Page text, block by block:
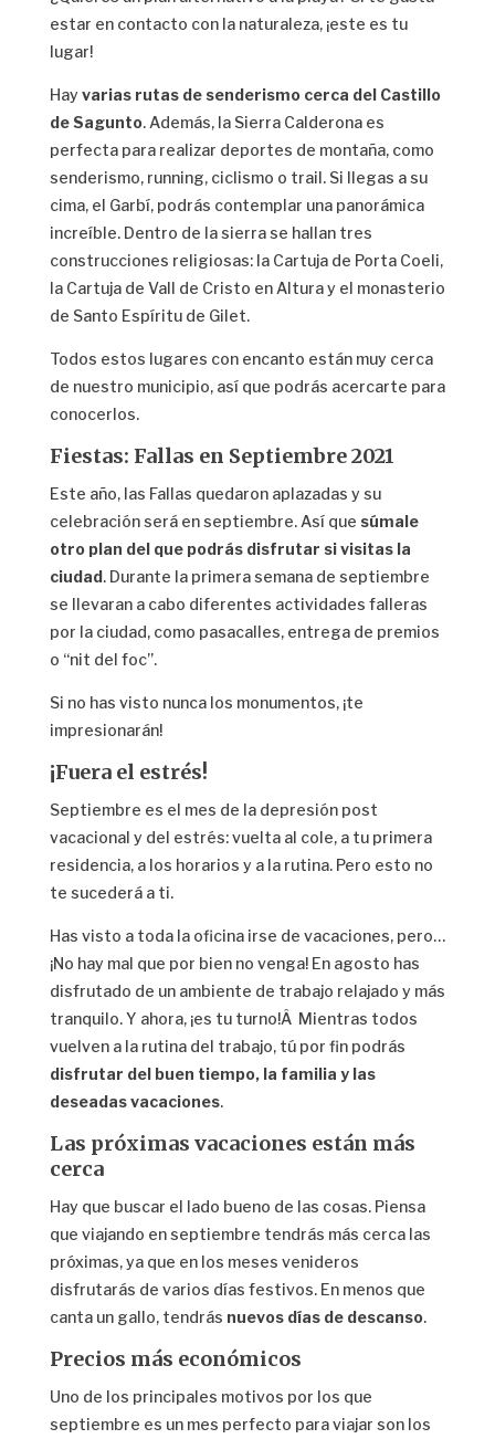
estar en contacto con la naturaleza, ¡este es tu
lugar!
Hay varias rutas de senderismo cerca del Castillo
de Sagunto. Además, la Sierra Calderona es
perfecta para realizar deportes de montaña, como
senderismo, running, ciclismo o trail. Si llegas a su
cima, el Garbí, podrás contemplar una panorámica
increíble. Dentro de la sierra se hallan tres
construcciones religiosas: la Cartuja de Porta Coeli,
la Cartuja de Vall de Cristo en Altura y el monasterio
de Santo Espíritu de Gilet.
Todos estos lugares con encanto están muy cerca
de nuestro municipio, así que podrás acercarte para
conocerlos.
Fiestas: Fallas en Septiembre 2021
Este año, las Fallas quedaron aplazadas y su
celebración será en septiembre. Así que súmale
otro plan del que podrás disfrutar si visitas la
ciudad. Durante la primera semana de septiembre
se llevaran a cabo diferentes actividades falleras
por la ciudad, como pasacalles, entrega de premios
o “nit del foc”.
Si no has visto nunca los monumentos, ¡te
impresionarán!
¡Fuera el estrés!
Septiembre es el mes de la depresión post
vacacional y del estrés: vuelta al cole, a tu primera
residencia, a los horarios y a la rutina. Pero esto no
te sucederá a ti.
Has visto a toda la oficina irse de vacaciones, pero…
¡No hay mal que por bien no venga! En agosto has
disfrutado de un ambiente de trabajo relajado y más
tranquilo. Y ahora, ¡es tu turno!Â Mientras todos
vuelven a la rutina del trabajo, tú por fin podrás
disfrutar del buen tiempo, la familia y las
deseadas vacaciones.
Las próximas vacaciones están más
cerca
Hay que buscar el lado bueno de las cosas. Piensa
que viajando en septiembre tendrás más cerca las
próximas, ya que en los meses venideros
disfrutarás de varios días festivos. En menos que
canta un gallo, tendrás nuevos días de descanso.
Precios más económicos
Uno de los principales motivos por los que
septiembre es un mes perfecto para viajar son los